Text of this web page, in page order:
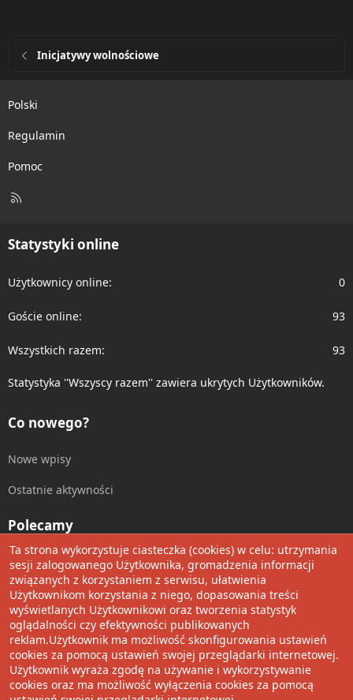
Inicjatywy wolnościowe
Polski
Regulamin
Pomoc
R
Statystyki online
Użytkownicy online 0
Goście online 93
Wszystkich razem 93
Statystyka ''Wszyscy razem'' zawiera ukrytych Użytkowników.
Co nowego?
Nowe wpisy
Ostatnie aktywności
Polecamy
Wolnościowe cytaty
Udostępnij
Facebook
TwitterRedditPinterest
TumblrWhatsApp
Umieść Link
Community platform by XenForo® © 2010-2022 XenForo Ltd.
Ta strona wykorzystuje ciasteczka (cookies) w celu: utrzymania
sesji zalogowanego Użytkownika, gromadzenia informacji
związanych z korzystaniem z serwisu, ułatwienia
Użytkownikom korzystania z niego, dopasowania treści
wyświetlanych Użytkownikowi oraz tworzenia statystyk
oglądalności czy efektywności publikowanych
reklam.Użytkownik ma możliwość skonfigurowania ustawień
cookies za pomocą ustawień swojej przeglądarki internetowej.
Użytkownik wyraża zgodę na używanie i wykorzystywanie
cookies oraz ma możliwość wyłączenia cookies za pomocą